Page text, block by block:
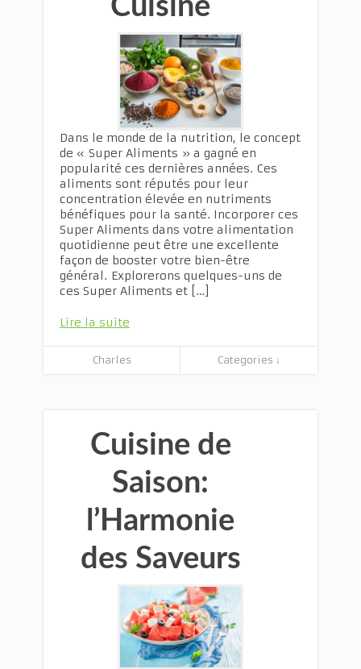
Cuisine
Dans le monde de la nutrition, le concept
de « Super Aliments » a gagné en
popularité ces dernières années. Ces
aliments sont réputés pour leur
concentration élevée en nutriments
bénéfiques pour la santé. Incorporer ces
Super Aliments dans votre alimentation
quotidienne peut être une excellente
façon de booster votre bien-être
général. Explorerons quelques-uns de
ces Super Aliments et […]
Lire la suite
Charles Categories ↓
Cuisine de
Saison:
l’Harmonie
des Saveurs